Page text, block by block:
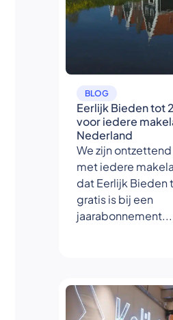
BLOG
Eerlijk Bieden tot
voor iedere
Nederland
We zijn
met iedere
dat Eerlijk Bieden
gratis is bij een